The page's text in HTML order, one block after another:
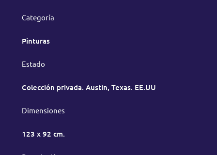
Categoría
Pinturas
Estado
Colección privada. Austin, Texas. EE.UU
Dimensiones
123 x 92 cm.